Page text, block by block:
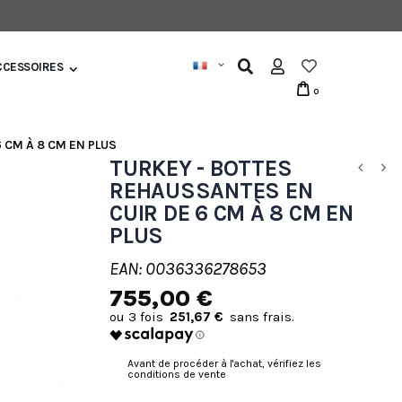
0
CM À 8 CM EN PLUS
TURKEY - BOTTES
REHAUSSANTES EN
CUIR DE 6 CM À 8 CM EN
PLUS
EAN: 0036336278653
755,00 €
251,67 €
Avant de procéder à l'achat, vérifiez les
conditions de vente